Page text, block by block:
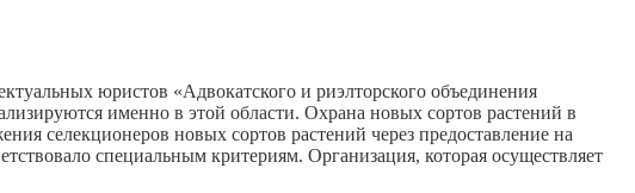
юристов «Адвокатского и риэлторского объединения
именно в этой области. Охрана новых сортов растений в
селекционеров новых сортов растений через предоставление на
специальным критериям. Организация, которая осуществляет